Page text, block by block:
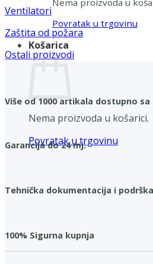
Nema proizvoda u
Povratak u trgovinu
Košarica
Nema proizvoda u košarici.
Povratak u trgovinu
Ventilatori
Zaštita od požara
Ostali proizvodi
Više od 1000 artikala dostupno
Garancija do 24 mj.
Tehnička dokumentacija i podrška
100% Sigurna kupnja